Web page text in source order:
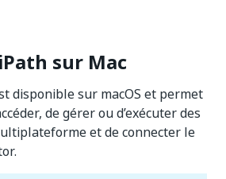
sur Mac
disponible sur macOS et permet
de gérer ou d’exécuter des
et de connecter le